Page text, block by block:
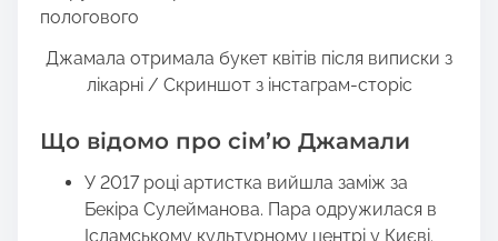
Джамала отримала букет квітів після виписки з
лікарні / Скриншот з інстаграм-сторіс
Що відомо про сім’ю Джамали
У 2017 році артистка вийшла заміж за
Бекіра Сулейманова. Пара одружилася в
Ісламському культурному центрі у Києві.